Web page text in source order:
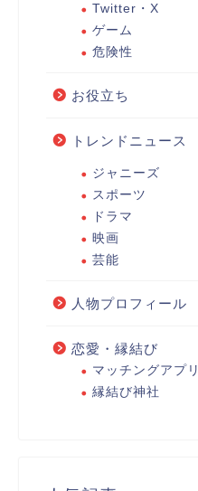
Twitter・X
ゲーム
危険性
お役立ち
トレンドニュース
ジャニーズ
スポーツ
ドラマ
映画
芸能
人物プロフィール
恋愛・縁結び
マッチングアプリ
縁結び神社